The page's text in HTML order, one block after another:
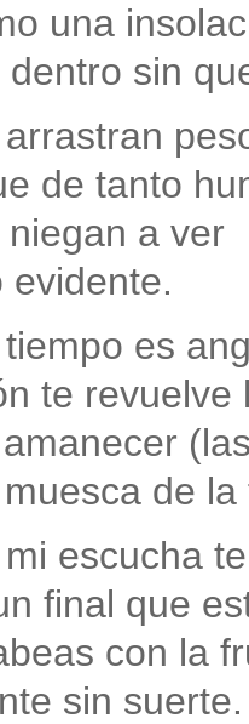
una
sin
de tanto
a ver
evidente.
es
te revuelve
de la
escucha
final que
con la
sin suerte.